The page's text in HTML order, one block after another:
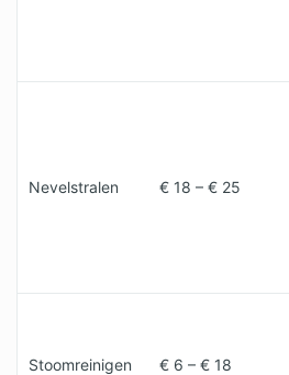
Nevelstralen € 18 – € 25
Stoomreinigen € 6 – € 18